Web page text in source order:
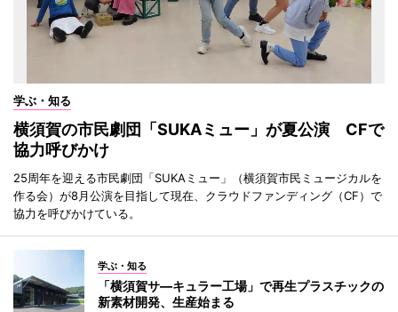
学ぶ・知る
横須賀の市民劇団「SUKAミュー」が夏公演 CFで
協力呼びかけ
25周年を迎える市民劇団「SUKAミュー」（横須賀市民ミュージカルを
作る会）が8月公演を目指して現在、クラウドファンディング（CF）で
協力を呼びかけている。
学ぶ・知る
「横須賀サ―キュラー工場」で再生プラスチックの
新素材開発、生産始まる